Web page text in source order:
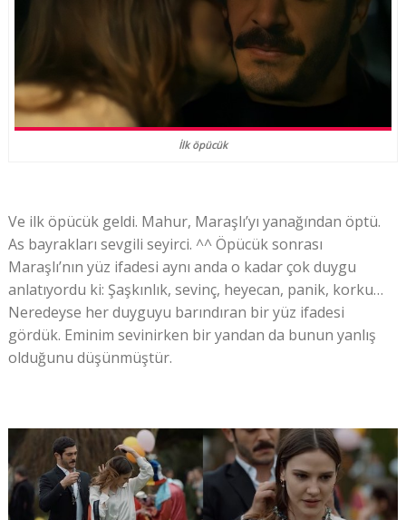
İlk öpücük
Ve ilk öpücük geldi. Mahur, Maraşlı’yı yanağından öptü.
As bayrakları sevgili seyirci. ^^ Öpücük sonrası
Maraşlı’nın yüz ifadesi aynı anda o kadar çok duygu
anlatıyordu ki: Şaşkınlık, sevinç, heyecan, panik, korku…
Neredeyse her duyguyu barındıran bir yüz ifadesi
gördük. Eminim sevinirken bir yandan da bunun yanlış
olduğunu düşünmüştür.